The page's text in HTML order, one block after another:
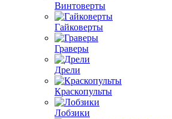
Винтоверты
Гайковерты
Граверы
Дрели
Краскопульты
Лобзики